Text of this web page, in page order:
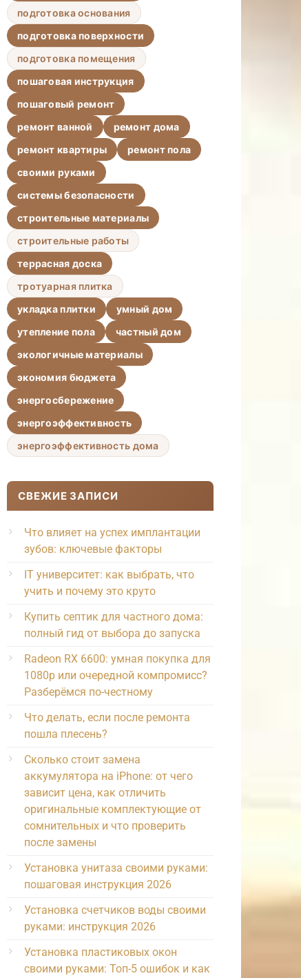
подготовка основания
подготовка поверхности
подготовка помещения
пошаговая инструкция
пошаговый ремонт
ремонт ванной
ремонт дома
ремонт квартиры
ремонт пола
своими руками
системы безопасности
строительные материалы
строительные работы
террасная доска
тротуарная плитка
укладка плитки
умный дом
утепление пола
частный дом
экологичные материалы
экономия бюджета
энергосбережение
энергоэффективность
энергоэффективность дома
СВЕЖИЕ ЗАПИСИ
Что влияет на успех имплантации
зубов: ключевые факторы
IT университет: как выбрать, что
учить и почему это круто
Купить септик для частного дома:
полный гид от выбора до запуска
Radeon RX 6600: умная покупка для
1080p или очередной компромисс?
Разберёмся по-честному
Что делать, если после ремонта
пошла плесень?
Сколько стоит замена
аккумулятора на iPhone: от чего
зависит цена, как отличить
оригинальные комплектующие от
сомнительных и что проверить
после замены
Установка унитаза своими руками:
пошаговая инструкция 2026
Установка счетчиков воды своими
руками: инструкция 2026
Установка пластиковых окон
своими руками: Топ-5 ошибок и как